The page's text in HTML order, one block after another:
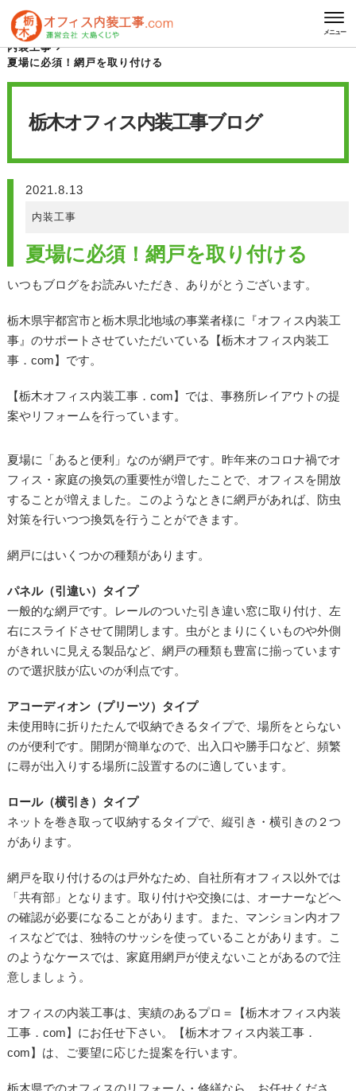
メニュー
HOME
栃木オフィス内装工事 ブログ
内装工事
夏場に必須！網戸を取り付ける
栃木オフィス内装工事ブログ
2021.8.13
内装工事
夏場に必須！網戸を取り付ける
いつもブログをお読みいただき、ありがとうございます。
栃木県宇都宮市と栃木県北地域の事業者様に『オフィス内装工
事』のサポートさせていただいている【栃木オフィス内装工
事．com】です。
【栃木オフィス内装工事．com】では、事務所レイアウトの提
案やリフォームを行っています。
夏場に「あると便利」なのが網戸です。昨年来のコロナ禍でオ
フィス・家庭の換気の重要性が増したことで、オフィスを開放
することが増えました。このようなときに網戸があれば、防虫
対策を行いつつ換気を行うことができます。
網戸にはいくつかの種類があります。
パネル（引違い）タイプ
一般的な網戸です。レールのついた引き違い窓に取り付け、左
右にスライドさせて開閉します。虫がとまりにくいものや外側
がきれいに見える製品など、網戸の種類も豊富に揃っています
ので選択肢が広いのが利点です。
アコーディオン（プリーツ）タイプ
未使用時に折りたたんで収納できるタイプで、場所をとらない
のが便利です。開閉が簡単なので、出入口や勝手口など、頻繁
に尋が出入りする場所に設置するのに適しています。
ロール（横引き）タイプ
ネットを巻き取って収納するタイプで、縦引き・横引きの２つ
があります。
網戸を取り付けるのは戸外なため、自社所有オフィス以外では
「共有部」となります。取り付けや交換には、オーナーなどへ
の確認が必要になることがあります。また、マンション内オフ
ィスなどでは、独特のサッシを使っていることがあります。こ
のようなケースでは、家庭用網戸が使えないことがあるので注
意しましょう。
オフィスの内装工事は、実績のあるプロ＝【栃木オフィス内装
工事．com】にお任せ下さい。【栃木オフィス内装工事．
com】は、ご要望に応じた提案を行います。
栃木県でのオフィスのリフォーム・修繕なら、お任せくださ